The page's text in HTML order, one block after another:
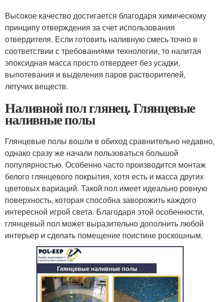
Высокое качество достигается благодаря химическому
принципу отверждения за счет использования
отвердителя. Если готовить наливную смесь точно в
соответствии с требованиями технологии, то налитая
эпоксидная масса просто отвердеет без усадки,
выпотевания и выделения паров растворителей,
летучих веществ.
Наливной пол глянец. Глянцевые
наливные полы
Глянцевые полы вошли в обиход сравнительно недавно,
однако сразу же начали пользоваться большой
популярностью. Особенно часто производится монтаж
белого глянцевого покрытия, хотя есть и масса других
цветовых вариаций. Такой пол имеет идеально ровную
поверхность, которая способна заворожить каждого
интересной игрой света. Благодаря этой особенности,
глянцевый пол может выразительно дополнить любой
интерьер и сделать помещение поистине роскошным.